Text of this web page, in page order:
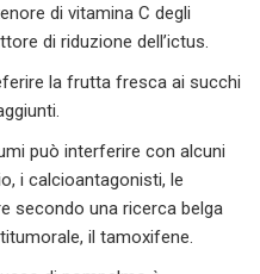
di vitamina C degli
di riduzione dell’ictus.
la frutta fresca ai succhi
può interferire con alcuni
i calcioantagonisti, le
secondo una ricerca belga
il tamoxifene.